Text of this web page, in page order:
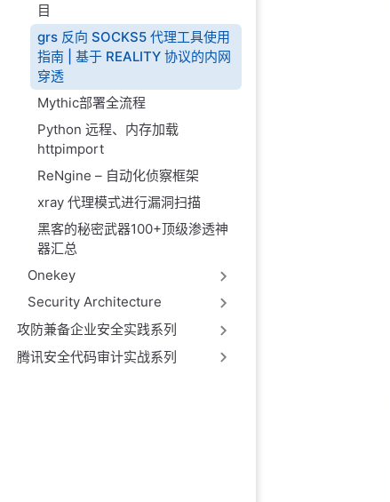
目
grs 反向 SOCKS5 代理工具使用
指南 | 基于 REALITY 协议的内网
穿透
Mythic部署全流程
Python 远程、内存加载
httpimport
ReNgine – 自动化侦察框架
xray 代理模式进行漏洞扫描
黑客的秘密武器100+顶级渗透神
器汇总
Onekey
Security Architecture
攻防兼备企业安全实践系列
腾讯安全代码审计实战系列